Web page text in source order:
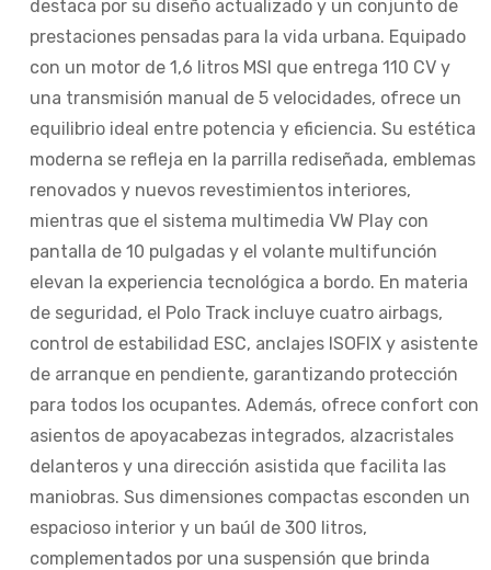
destaca por su diseño actualizado y un conjunto de
prestaciones pensadas para la vida urbana. Equipado
con un motor de 1,6 litros MSI que entrega 110 CV y
una transmisión manual de 5 velocidades, ofrece un
equilibrio ideal entre potencia y eficiencia. Su estética
moderna se refleja en la parrilla rediseñada, emblemas
renovados y nuevos revestimientos interiores,
mientras que el sistema multimedia VW Play con
pantalla de 10 pulgadas y el volante multifunción
elevan la experiencia tecnológica a bordo. En materia
de seguridad, el Polo Track incluye cuatro airbags,
control de estabilidad ESC, anclajes ISOFIX y asistente
de arranque en pendiente, garantizando protección
para todos los ocupantes. Además, ofrece confort con
asientos de apoyacabezas integrados, alzacristales
delanteros y una dirección asistida que facilita las
maniobras. Sus dimensiones compactas esconden un
espacioso interior y un baúl de 300 litros,
complementados por una suspensión que brinda